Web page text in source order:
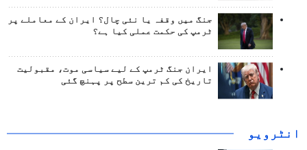
جنگ میں وقفہ یا نئی چال؟ ایران کے معاملے پر
ٹرمپ کی حکمت عملی کیا ہے؟
ایران جنگ ٹرمپ کے لیے سیاسی موت، مقبولیت
تاریخ کی کم ترین سطح پر پہنچ گئی
انٹرويو